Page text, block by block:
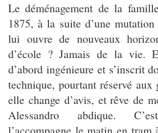
Le déménagement de la
1875, à la suite d’une mutation
lui ouvre de nouveaux
d’école ? Jamais de la vie.
d’abord ingénieure et s’inscrit
technique, pourtant réservé aux
elle change d’avis, et rêve de
Alessandro abdique.